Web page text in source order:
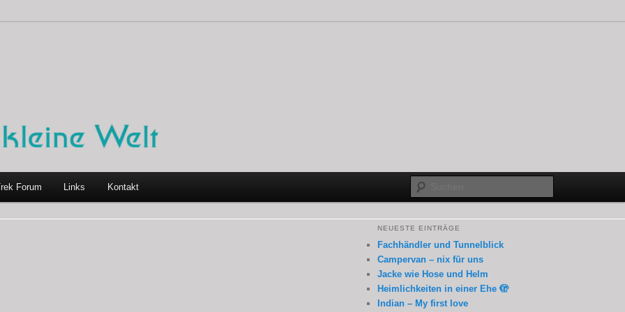
Forum Links Kontakt
NEUESTE EINTRÄGE
Fachhändler und Tunnelblick
Campervan – nix für uns
Jacke wie Hose und Helm
Heimlichkeiten in einer Ehe 🫣
Indian – My first love